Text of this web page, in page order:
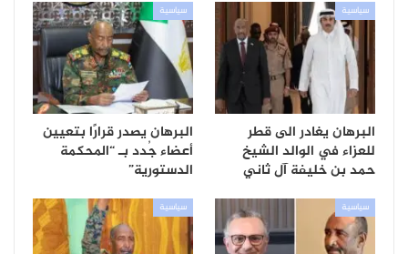
سياسية
البرهان يغادر الى قطر
للعزاء في الوالد الشيخ
حمد بن خليفة آل ثاني
سياسية
البرهان يصدر قرارًا بتعيين
أعضاء جُدد بـ “المحكمة
الدستورية”
سياسية سياسية